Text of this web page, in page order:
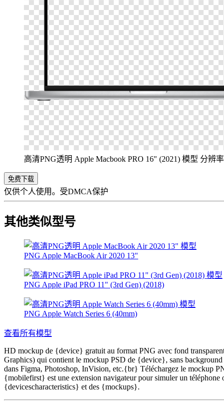
高清PNG透明 Apple Macbook PRO 16" (2021) 模型 分辨
免费下载
仅供个人使用。受DMCA保护
其他类似型号
PNG Apple MacBook Air 2020 13"
PNG Apple iPad PRO 11" (3rd Gen) (2018)
PNG Apple Watch Series 6 (40mm)
查看所有模型
HD mockup de {device} gratuit au format PNG avec fond
Graphics) qui contient le mockup PSD de {device}, sans
dans Figma, Photoshop, InVision, etc.{br} Téléchargez le mockup
{mobilefirst} est une extension navigateur pour simuler un téléphone
{devicescharacteristics} et des {mockups}.